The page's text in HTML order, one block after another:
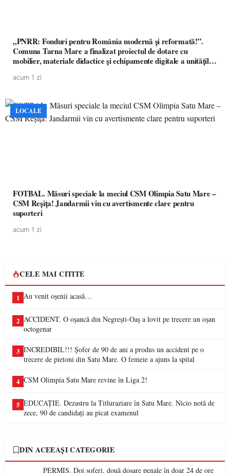
„PNRR: Fonduri pentru România modernă și reformată!”.
Comuna Tarna Mare a finalizat proiectul de dotare cu
mobilier, materiale didactice și echipamente digitale a unităților
acum 1 zi
LOCALE
FOTBAL. Măsuri speciale la meciul CSM Olimpia Satu Mare –
CSM Reșița! Jandarmii vin cu avertismente clare pentru
suporteri
acum 1 zi
CELE MAI CITITE
1 Au venit oșenii acasă…
2 ACCIDENT. O oșancă din Negrești-Oaș a lovit pe trecere un oșan
octogenar
3 INCREDIBIL!!! Șofer de 90 de ani a produs un accident pe o
trecere de pietoni din Satu Mare. O femeie a ajuns la spital
4 CSM Olimpia Satu Mare revine în Liga 2!
5 EDUCAȚIE. Dezastru la Titluraziare în Satu Mare. Nicio notă de
zece, 90 de candidați au picat examenul
DIN ACEEAȘI CATEGORIE
PERMIS. Doi șoferi, două dosare penale în doar 24 de ore